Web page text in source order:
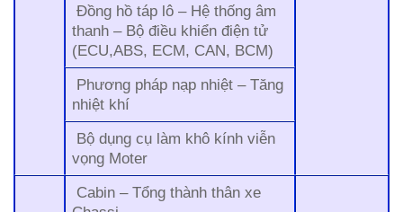
Đồng hồ táp lô – Hệ thống âm
thanh – Bộ điều khiển điện tử
(ECU,ABS, ECM, CAN, BCM)
Phương pháp nạp nhiệt – Tăng
nhiệt khí
Bộ dụng cụ làm khô kính viễn
vọng Moter
Cabin – Tổng thành thân xe